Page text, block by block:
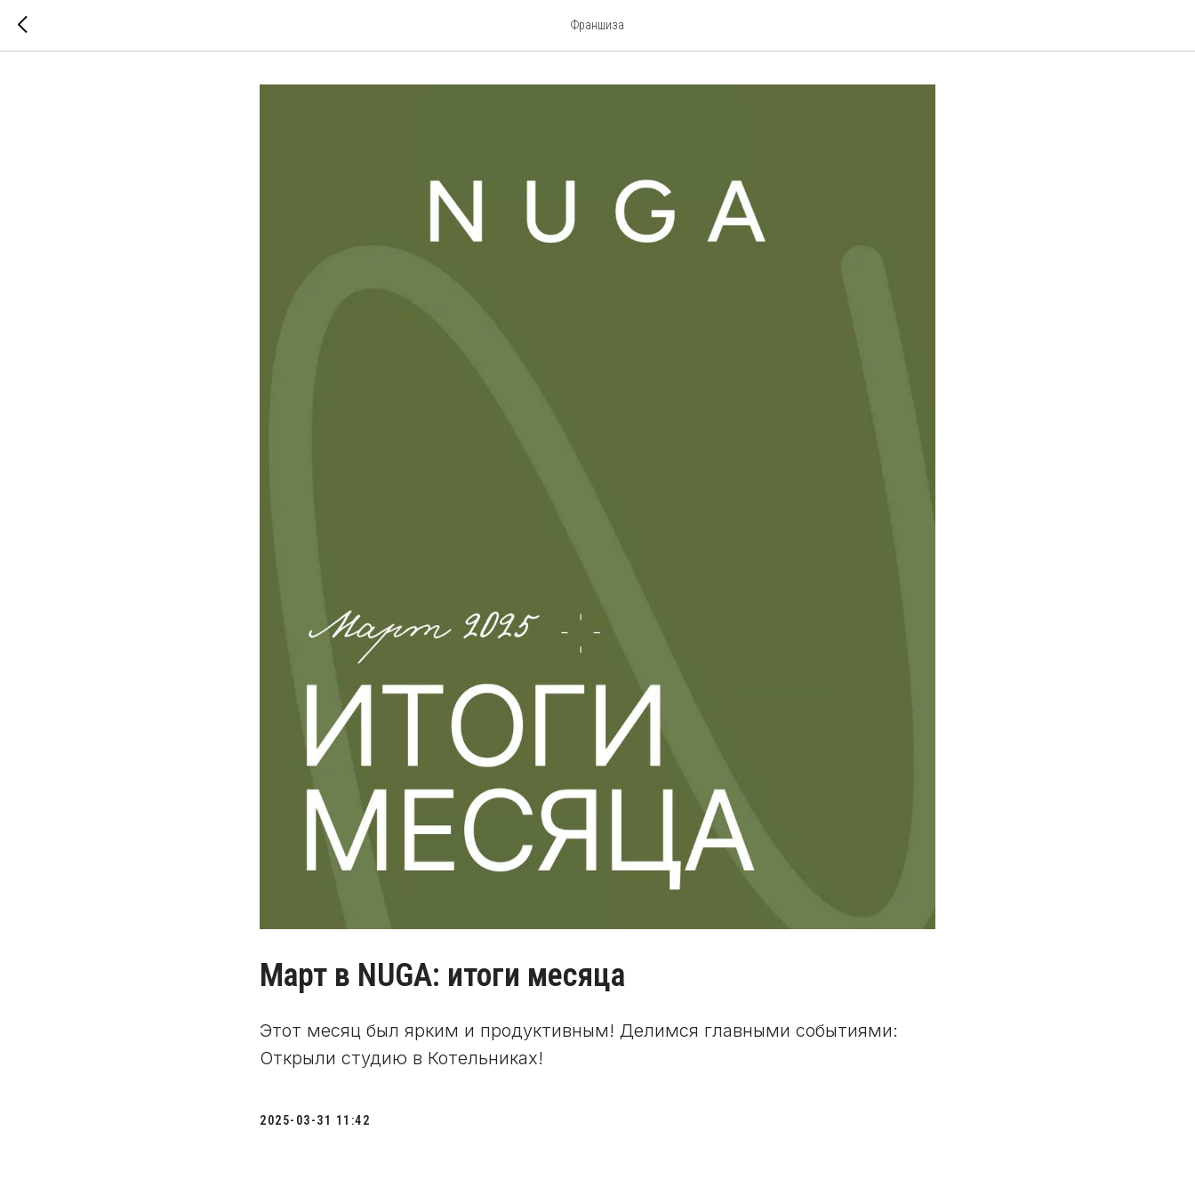
Франшиза
Март в NUGA: итоги месяца
Этот месяц был ярким и продуктивным! Делимся главными событиями:
Открыли студию в Котельниках!
2025-03-31 11:42